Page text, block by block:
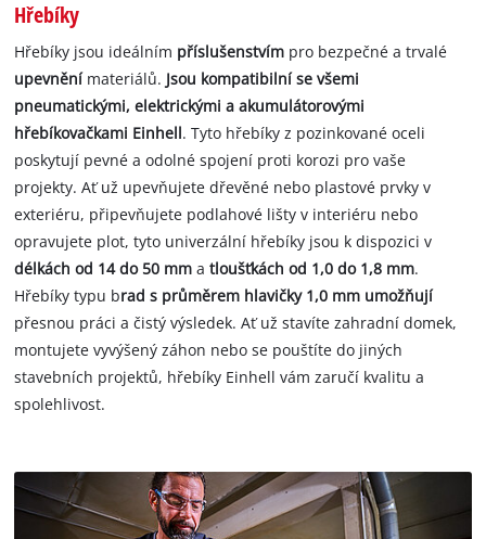
Hřebíky
Hřebíky jsou ideálním příslušenstvím pro bezpečné a trvalé
upevnění materiálů. Jsou kompatibilní se všemi
pneumatickými, elektrickými a akumulátorovými
hřebíkovačkami Einhell. Tyto hřebíky z pozinkované oceli
poskytují pevné a odolné spojení proti korozi pro vaše
projekty. Ať už upevňujete dřevěné nebo plastové prvky v
exteriéru, připevňujete podlahové lišty v interiéru nebo
opravujete plot, tyto univerzální hřebíky jsou k dispozici v
délkách od 14 do 50 mm a tloušťkách od 1,0 do 1,8 mm.
Hřebíky typu brad s průměrem hlavičky 1,0 mm umožňují
přesnou práci a čistý výsledek. Ať už stavíte zahradní domek,
montujete vyvýšený záhon nebo se pouštíte do jiných
stavebních projektů, hřebíky Einhell vám zaručí kvalitu a
spolehlivost.